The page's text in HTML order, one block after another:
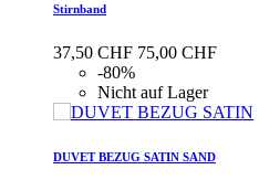
Stirnband
37,50 CHF 75,00 CHF
-80%
Nicht auf Lager
DUVET BEZUG SATIN SAND